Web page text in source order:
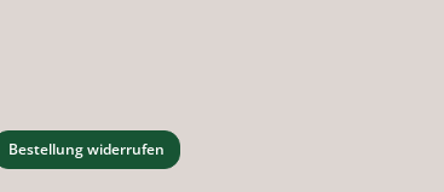
Bestellung widerrufen